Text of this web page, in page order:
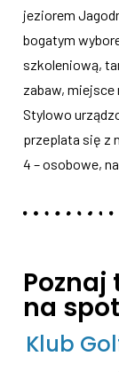
jeziorem
bogatym
szkoleniową,
zabaw, miejsce
Stylowo
przeplata się z
4 – osobowe,
na
Klub